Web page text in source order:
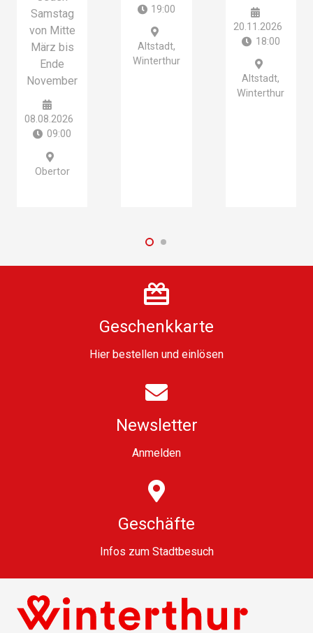
Samstag
von Mitte
März bis
Ende
November
08.08.2026
09:00
Obertor
19:00
Altstadt,
Winterthur
20.11.2026
18:00
Altstadt,
Winterthur
Geschenkkarte
Hier bestellen und einlösen
Newsletter
Anmelden
Geschäfte
Infos zum Stadtbesuch